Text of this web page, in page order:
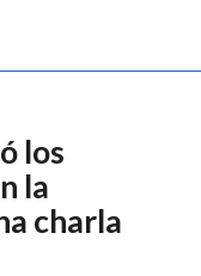
los
la
charla